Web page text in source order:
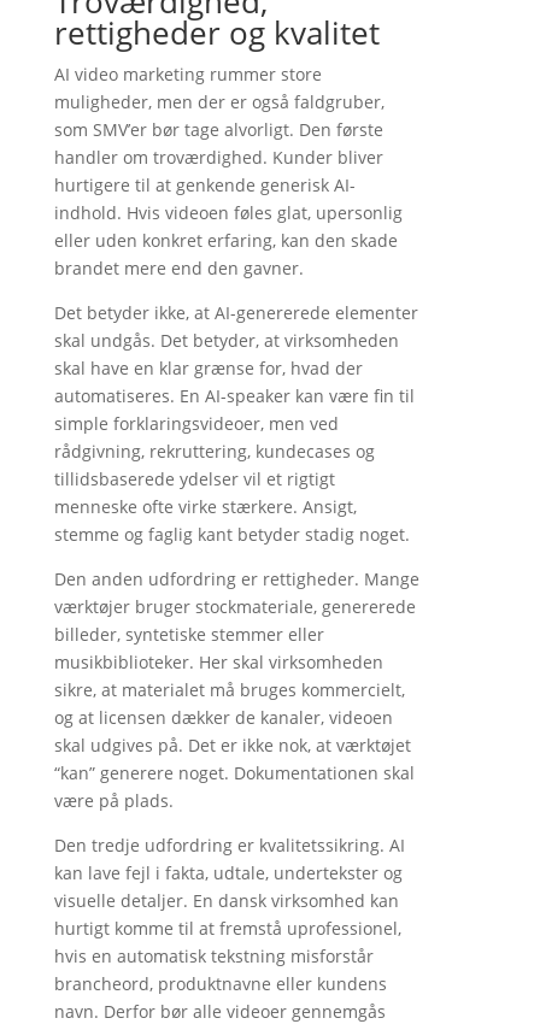
rettigheder og kvalitet
AI video marketing rummer store
muligheder, men der er også faldgruber,
som SMV’er bør tage alvorligt. Den første
handler om troværdighed. Kunder bliver
hurtigere til at genkende generisk AI-
indhold. Hvis videoen føles glat, upersonlig
eller uden konkret erfaring, kan den skade
brandet mere end den gavner.
Det betyder ikke, at AI-genererede elementer
skal undgås. Det betyder, at virksomheden
skal have en klar grænse for, hvad der
automatiseres. En AI-speaker kan være fin til
simple forklaringsvideoer, men ved
rådgivning, rekruttering, kundecases og
tillidsbaserede ydelser vil et rigtigt
menneske ofte virke stærkere. Ansigt,
stemme og faglig kant betyder stadig noget.
Den anden udfordring er rettigheder. Mange
værktøjer bruger stockmateriale, genererede
billeder, syntetiske stemmer eller
musikbiblioteker. Her skal virksomheden
sikre, at materialet må bruges kommercielt,
og at licensen dækker de kanaler, videoen
skal udgives på. Det er ikke nok, at værktøjet
“kan” generere noget. Dokumentationen skal
være på plads.
Den tredje udfordring er kvalitetssikring. AI
kan lave fejl i fakta, udtale, undertekster og
visuelle detaljer. En dansk virksomhed kan
hurtigt komme til at fremstå uprofessionel,
hvis en automatisk tekstning misforstår
brancheord, produktnavne eller kundens
navn. Derfor bør alle videoer gennemgås